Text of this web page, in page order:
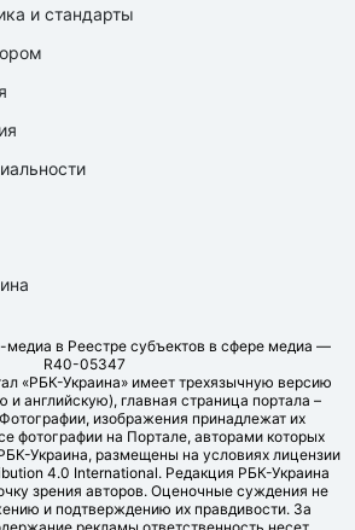
и стандарты
медиа в Реестре субъектов в сфере медиа —
R40-05347
«РБК-Украина» имеет трехязычную версию
и английскую), главная страница портала –
изображения принадлежат их
фотографии на Портале, авторами которых
Украина, размещены на условиях лицензии
4.0 International. Редакция РБК-Украина
зрения авторов. Оценочные суждения не
и подтверждению их правдивости. За